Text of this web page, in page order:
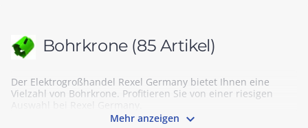
Bohrkrone (85 Artikel)
Der Elektrogroßhandel Rexel Germany bietet Ihnen eine
Vielzahl von Bohrkrone. Profitieren Sie von einer riesigen
Auswahl bei Rexel Germany.
Mehr anzeigen 